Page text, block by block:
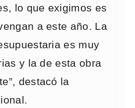
lo que exigimos es
a este año. La
es muy
y la de esta obra
destacó la